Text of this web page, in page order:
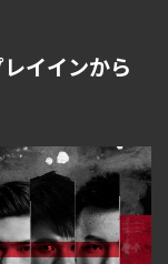
イインから